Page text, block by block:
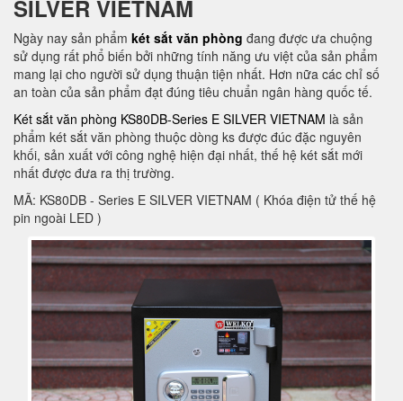
SILVER VIETNAM
Ngày nay sản phẩm két sắt văn phòng đang được ưa chuộng
sử dụng rất phổ biến bởi những tính năng ưu việt của sản phẩm
mang lại cho người sử dụng thuận tiện nhất. Hơn nữa các chỉ số
an toàn của sản phẩm đạt đúng tiêu chuẩn ngân hàng quốc tế.
Két sắt văn phòng KS80DB-Series E SILVER VIETNAM là sản
phẩm két sắt văn phòng thuộc dòng ks được đúc đặc nguyên
khối, sản xuất với công nghệ hiện đại nhất, thế hệ két sắt mới
nhất được đưa ra thị trường.
MÃ: KS80DB - Series E SILVER VIETNAM ( Khóa điện tử thế hệ
pin ngoài LED )